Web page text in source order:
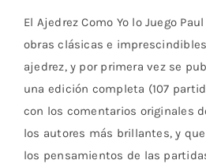
El Ajedrez Como Yo lo Juego
obras clásicas e
ajedrez, y por primera vez se
una edición completa (107
con los comentarios originales
los autores más brillantes, y
los pensamientos de las